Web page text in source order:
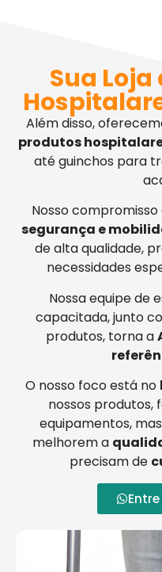
Sua
Além disso,
produtos
até guinchos para
Nosso
segurança e
de alta qualidade,
necessidades
Nossa equipe de
capacitada, junto
produtos, torna a
O nosso foco está no
nossos produtos,
equipamentos,
melhorem a
precisam de